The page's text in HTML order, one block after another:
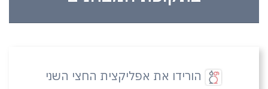
הורידו את אפליקצית החצי השני